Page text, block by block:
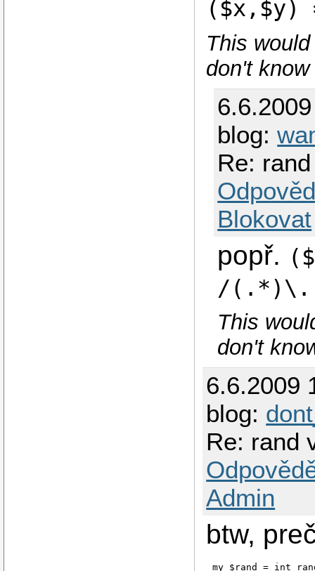
This
don't
blog:
Re:
Blokovat
popř.
/
This
don't
6.6.2009
blog:
Re: rand
Admin
btw,
my $rand = int